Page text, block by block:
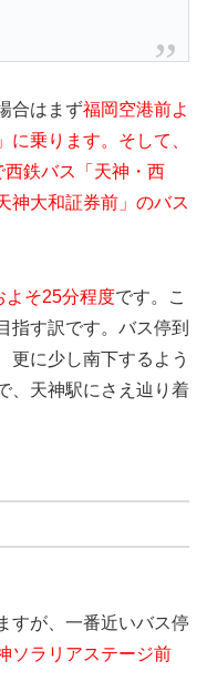
合はまず福岡空港前よ
に乗ります。そして、
西鉄バス「天神・西
神大和証券前」のバス
よそ25分程度です。こ
指す訳です。バス停到
更に少し南下するよう
、天神駅にさえ辿り着
すが、一番近いバス停
ソラリアステージ前